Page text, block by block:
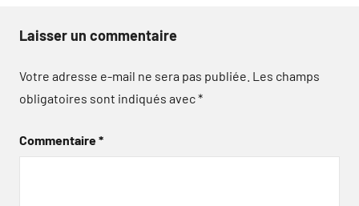
Laisser un commentaire
Votre adresse e-mail ne sera pas publiée. Les champs
obligatoires sont indiqués avec*
Commentaire*